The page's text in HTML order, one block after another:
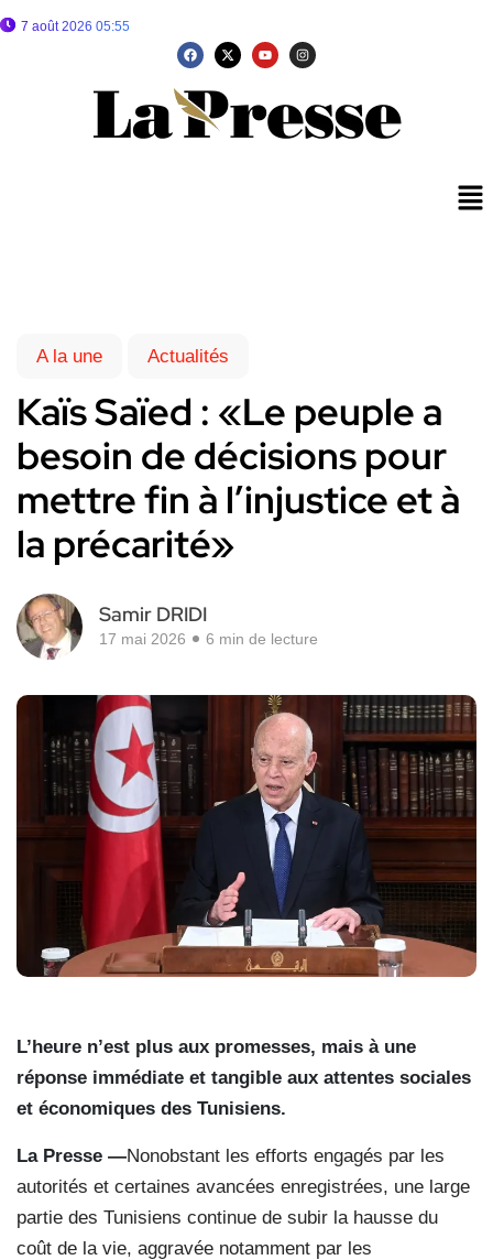
7 août 2026 05:55
A la une Actualités
Kaïs Saïed : «Le peuple a
besoin de décisions pour
mettre fin à l’injustice et à
la précarité»
Samir DRIDI
17 mai 2026 6 min de lecture
L’heure n’est plus aux promesses, mais à une
réponse immédiate et tangible aux attentes sociales
et économiques des Tunisiens.
La Presse —Nonobstant les efforts engagés par les
autorités et certaines avancées enregistrées, une large
partie des Tunisiens continue de subir la hausse du
coût de la vie, aggravée notamment par les